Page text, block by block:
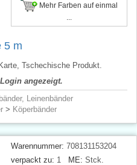
Mehr Farben auf einmal
5 m
Tschechische Produkt.
angezeigt.
Leinenbänder
> Köperbänder
Warennummer: 708131153204
verpackt zu: 1 ME: Stck.